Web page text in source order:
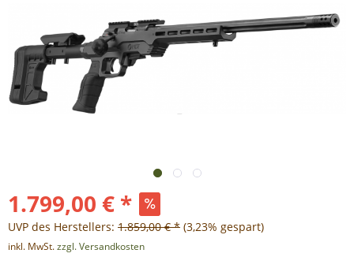
1.799,00 € *
UVP des Herstellers: 1.859,00 € * (3,23% gespart)
inkl. MwSt.zzgl. Versandkosten